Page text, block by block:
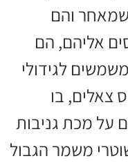
והם
אליהם, הם
לגידולי
צאלים, בו
על מכת גניבות
משמר הגבול